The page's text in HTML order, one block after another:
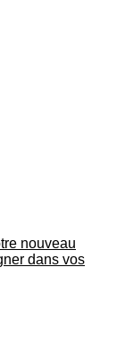
nouveau
dans vos